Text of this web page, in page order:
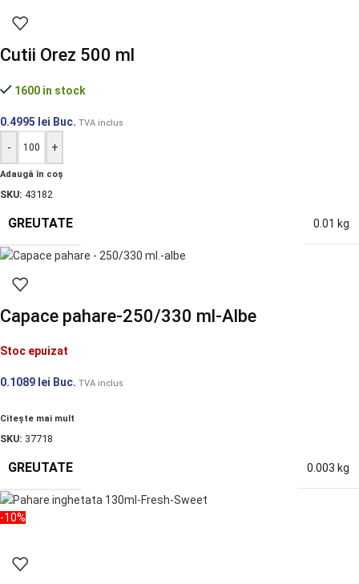
Cutii Orez 500 ml
1600 in stock
0.4995 lei Buc. TVA inclus
- +
Adaugă în coș
SKU: 43182
GREUTATE 0.01 kg
Capace pahare-250/330 ml-Albe
Stoc epuizat
0.1089 lei Buc. TVA inclus
Citește mai mult
SKU: 37718
GREUTATE 0.003 kg
-10%